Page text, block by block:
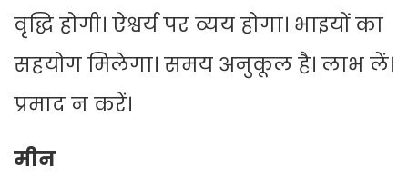
वृद्धि होगी। ऐश्वर्य पर व्यय होगा। भाइयों का
सहयोग मिलेगा। समय अनुकूल है। लाभ लें।
प्रमाद न करें।
मीन